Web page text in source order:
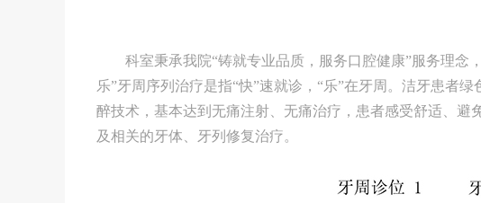
科室秉承我院“铸就专业品质，服务口腔健康”服务理念
乐”牙周序列治疗是指“快”速就诊，“乐”在牙周。洁牙患者
醉技术，基本达到无痛注射、无痛治疗，患者感受舒适、
及相关的牙体、牙列修复治疗。